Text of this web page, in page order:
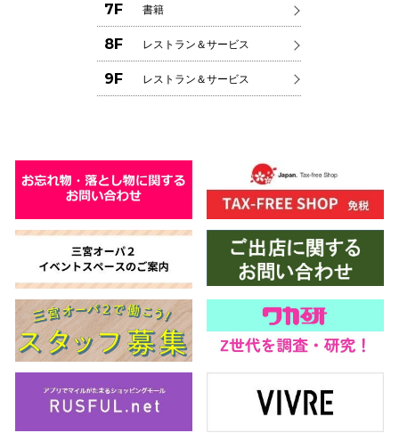
7F 書籍
8F レストラン＆サービス
9F レストラン＆サービス